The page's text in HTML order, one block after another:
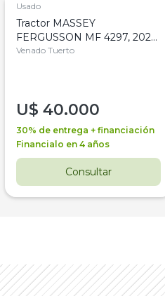
Usado
Tractor MASSEY
FERGUSSON MF 4297, 2020,
4WD, PATON
Venado Tuerto
U$ 40.000
30% de entrega + financiación
Financialo en 4 años
Consultar